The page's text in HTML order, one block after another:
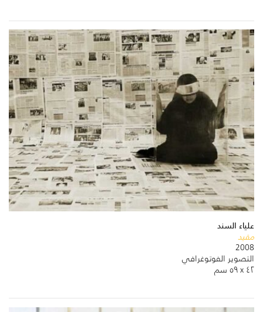
علياء السند
مقيد
2008
التصوير الفوتوغرافي
٤٢ x ٥٩ سم